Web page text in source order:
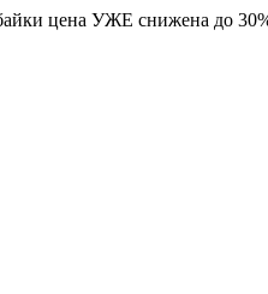
цена УЖЕ снижена до